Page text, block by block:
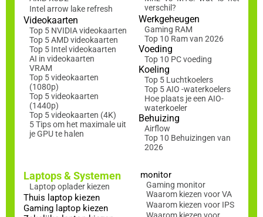
Intel arrow lake refresh
Videokaarten
Top 5 NVIDIA videokaarten
Top 5 AMD videokaarten
Top 5 Intel videokaarten
AI in videokaarten
VRAM
Top 5 videokaarten
(1080p)
Top 5 videokaarten
(1440p)
Top 5 videokaarten (4K)
5 Tips om het maximale uit
je GPU te halen
verschil?
Werkgeheugen
Gaming RAM
Top 10 Ram van 2026
Voeding
Top 10 PC voeding
Koeling
Top 5 Luchtkoelers
Top 5 AIO -waterkoelers
Hoe plaats je een AIO-
waterkoeler
Behuizing
Airflow
Top 10 Behuizingen van
2026
Laptops & Systemen
Laptop oplader kiezen
Thuis laptop kiezen
Gaming laptop kiezen
monitor
Gaming monitor
Waarom kiezen voor VA
Waarom kiezen voor IPS
Waarom kiezen voor